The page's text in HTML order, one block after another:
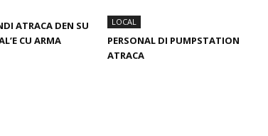
ATRACA DEN SU
CU ARMA
LOCAL
PERSONAL DI PUMPSTATION
ATRACA